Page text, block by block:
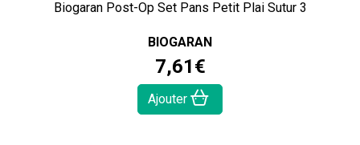
Biogaran Post-Op Set Pans Petit Plai Sutur 3
BIOGARAN
7,61€
Ajouter